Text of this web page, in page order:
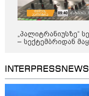
„პალიტრანიუსზე“
– სექტემბრიდან